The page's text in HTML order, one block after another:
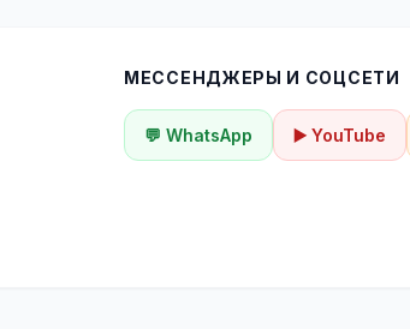
МЕССЕНДЖЕРЫ И СОЦСЕТИ
💬 WhatsApp ▶️ YouTube